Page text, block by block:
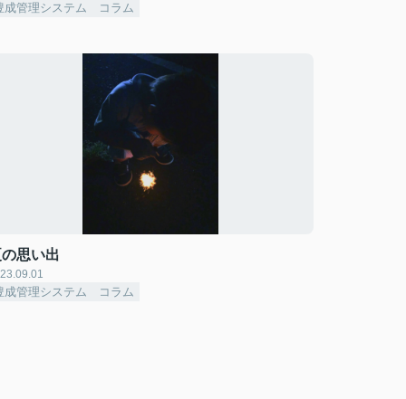
成管理システム コラム
思い出
成管理システム コラム